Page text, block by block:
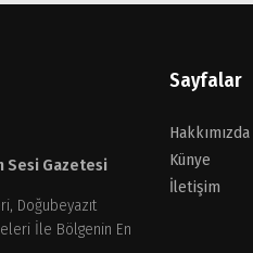
Sesi Gazetesi
Doğubeyazıt
İle Bölgenin En
Sayfalar
Hakkımızda
Künye
İletişim